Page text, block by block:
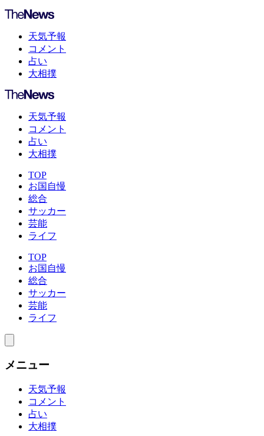
天気予報
コメント
占い
大相撲
天気予報
コメント
占い
大相撲
TOP
お国自慢
総合
サッカー
芸能
ライフ
TOP
お国自慢
総合
サッカー
芸能
ライフ
メニュー
天気予報
コメント
占い
大相撲